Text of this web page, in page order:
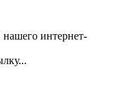
интернет-